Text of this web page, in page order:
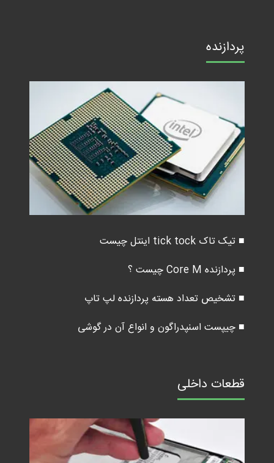
پردازنده
■ تیک تاک tick tock اینتل چیست
■ پردازنده Core M چیست ؟
■ تشخیص تعداد هسته پردازنده لپ تاپ
■ چیپست اسنپدراگون و انواع آن در گوشی
قطعات داخلی